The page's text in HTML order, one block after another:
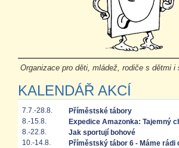
Organizace pro děti, mládež, rodiče s dětmi i
KALENDÁŘ AKCÍ
7.7.-28.8.
Příměstské tábory
8.-15.8.
Expedice Amazonka: Tajemný
8.-22.8.
Jak sportují bohové
10.-14.8.
Příměstský tábor 6 - Máme rádi